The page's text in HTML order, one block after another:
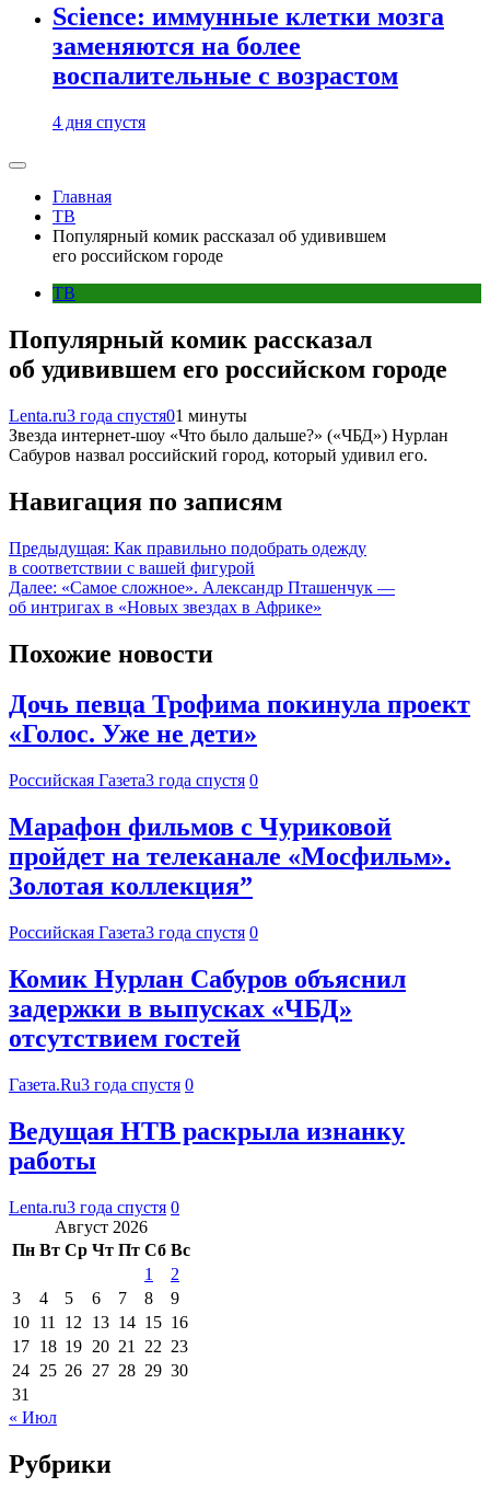
Science: иммунные клетки мозга
заменяются на более
воспалительные с возрастом
4 дня спустя
Главная
ТВ
Популярный комик рассказал об удивившем
его российском городе
ТВ
Популярный комик рассказал
об удивившем его российском городе
Lenta.ru3 года спустя01 минуты
Звезда интернет-шоу «Что было дальше?» («ЧБД») Нурлан
Сабуров назвал российский город, который удивил его.
Навигация по записям
Предыдущая: Как правильно подобрать одежду
в соответствии с вашей фигурой
Далее: «Самое сложное». Александр Пташенчук —
об интригах в «Новых звездах в Африке»
Похожие новости
Дочь певца Трофима покинула проект
«Голос. Уже не дети»
Российская Газета3 года спустя 0
Марафон фильмов с Чуриковой
пройдет на телеканале «Мосфильм».
Золотая коллекция”
Российская Газета3 года спустя 0
Комик Нурлан Сабуров объяснил
задержки в выпусках «ЧБД»
отсутствием гостей
Газета.Ru3 года спустя 0
Ведущая НТВ раскрыла изнанку
работы
Lenta.ru3 года спустя 0
Август 2026
Пн Вт Ср Чт Пт Сб Вс
1
2
3
4 5 6 7 8
9
10 11 12 13 14 15 16
17 18 19 20 21 22 23
24 25 26 27 28 29 30
31
« Июл
Рубрики